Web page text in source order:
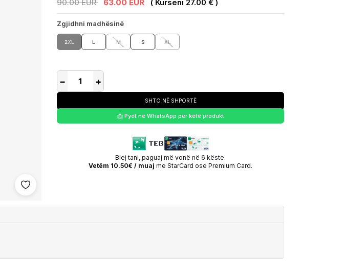
Shto në wishlist
90.00 EUR 63.00 EUR ( Kurseni 27.00 € )
Zgjidhni madhësinë
2XL L M S XL
− +
SHTO NË SHPORTË
📩 Pyet në WhatsApp për këtë produkt
Blej tani, paguaj më vonë në 6 këste.
Vetëm 10.50€ / muaj me StarCard ose Premium Card.